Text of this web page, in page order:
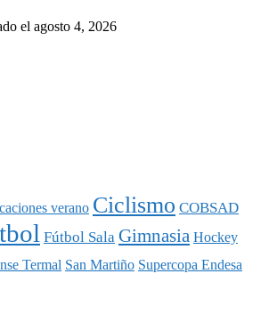
el agosto 4, 2026
verano Ciclismo COBSAD
Fútbol Sala Gimnasia Hockey
Termal San Martiño Supercopa Endesa